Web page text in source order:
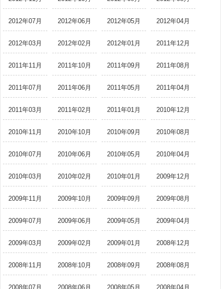
2012年07月 2012年06月 2012年05月 2012年04月
2012年03月 2012年02月 2012年01月 2011年12月
2011年11月 2011年10月 2011年09月 2011年08月
2011年07月 2011年06月 2011年05月 2011年04月
2011年03月 2011年02月 2011年01月 2010年12月
2010年11月 2010年10月 2010年09月 2010年08月
2010年07月 2010年06月 2010年05月 2010年04月
2010年03月 2010年02月 2010年01月 2009年12月
2009年11月 2009年10月 2009年09月 2009年08月
2009年07月 2009年06月 2009年05月 2009年04月
2009年03月 2009年02月 2009年01月 2008年12月
2008年11月 2008年10月 2008年09月 2008年08月
2008年07月 2008年06月 2008年05月 2008年04月